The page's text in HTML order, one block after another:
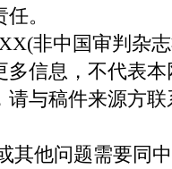
。
非中国审判杂
信息，不代表
与稿件来源方
他问题需要同